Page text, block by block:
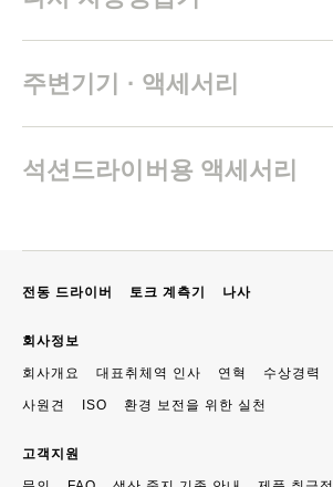
주변기기 · 액세서리
석션드라이버용 액세서리
전동 드라이버 토크 계측기 나사
회사정보
회사개요 대표취체역 인사 연혁 수상경력
사원견 ISO 환경 보전을 위한 실천
고객지원